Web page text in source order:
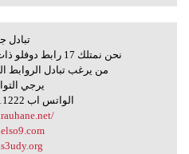
تبادل
نحن نمتلك 17 رابط دوفلو ذات جودة عالية
من يرغب تبادل الروابط
يرجي
00491634511222 الواتس اب